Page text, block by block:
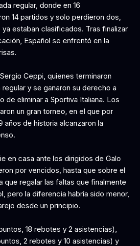
regular, donde en 16
14 partidos y solo perdieron dos,
estaban clasificados. Tras finalizar
Español se enfrentó en la
Ceppi, quienes terminaron
y se ganaron su derecho a
de eliminar a Sportiva Italiana. Los
un gran torneo, en el que por
años de historia alcanzaron la
en casa ante los dirigidos de Galo
por vencidos, hasta que sobre el
que regalar las faltas que finalmente
pero la diferencia habría sido menor,
desde un principio.
18 rebotes y 2 asistencias),
2 rebotes y 10 asistencias) y